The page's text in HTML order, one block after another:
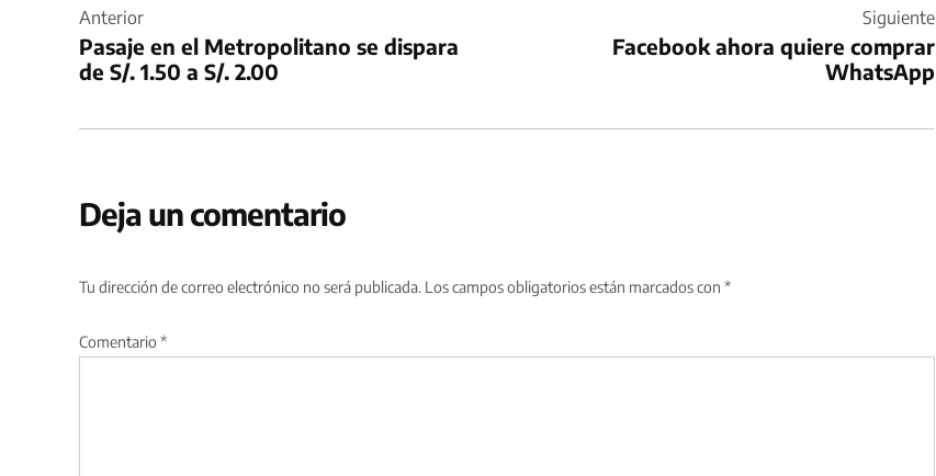
de
entradas
Anterior
Pasaje en el Metropolitano se dispara
de S/. 1.50 a S/. 2.00
Siguiente
Facebook ahora quiere comprar
WhatsApp
Deja un comentario
Tu dirección de correo electrónico no será publicada. Los campos obligatorios están marcados con *
Comentario *